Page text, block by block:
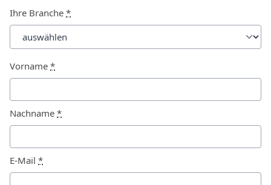
Ihre Branche *
Vorname *
Nachname *
E-Mail *